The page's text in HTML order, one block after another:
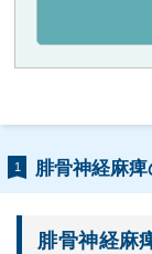
1 腓骨神経麻
腓骨神経麻